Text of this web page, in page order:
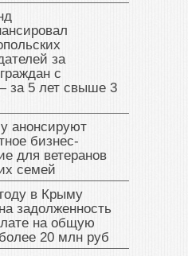
за
с
за 5 лет свыше 3
анонсируют
бизнес-
для ветеранов
семей
в Крыму
задолженность
на общую
20 млн руб